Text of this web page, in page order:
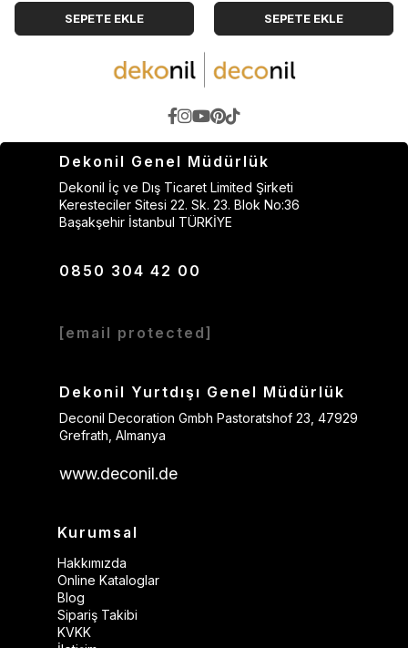
SEPETE EKLE SEPETE EKLE
Dekonil Genel Müdürlük
Dekonil İç ve Dış Ticaret Limited Şirketi
Keresteciler Sitesi 22. Sk. 23. Blok No:36
Başakşehir İstanbul TÜRKİYE
0850 304 42 00
[email protected]
Dekonil Yurtdışı Genel Müdürlük
Deconil Decoration Gmbh Pastoratshof 23, 47929
Grefrath, Almanya
www.deconil.de
Kurumsal
Hakkımızda
Online Kataloglar
Blog
Sipariş Takibi
KVKK